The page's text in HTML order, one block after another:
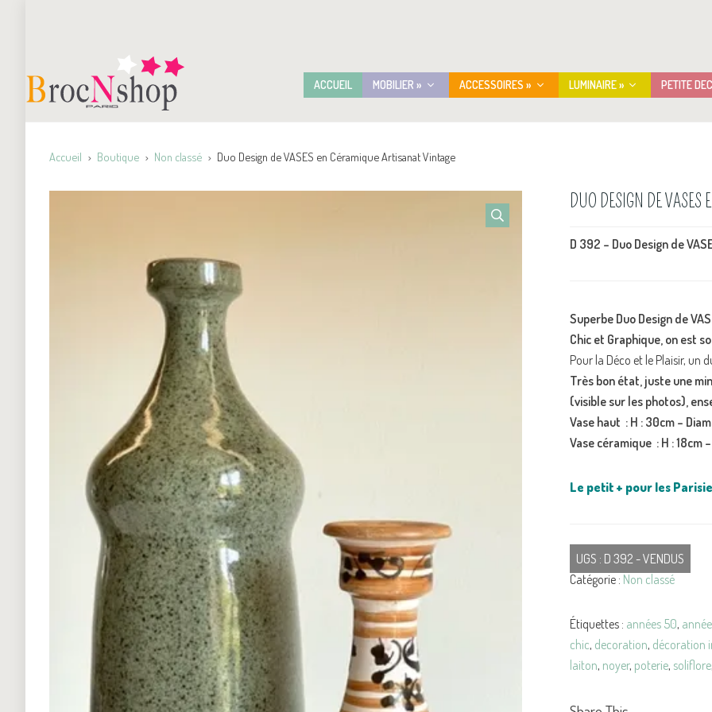
ACCUEIL MOBILIER » ACCESSOIRES » LUMINAIRE » PETITE
Accueil Boutique Non classé Duo Design de VASES en Céramique Artisanat Vintage
DUO DESIGN DE
D 392 – Duo Design de
Superbe Duo Design de
Chic et Graphique, on est
Pour la Déco et le Plaisir, un
Très bon état, juste une
(visible sur les photos),
Vase haut : H : 30cm – Diam
Vase céramique : H : 18cm
Le petit + pour les
UGS : D 392 - VENDUS
Catégorie : Non classé
Étiquettes : années 50,
chic, decoration, décoration
laiton, noyer, poterie, soliflore